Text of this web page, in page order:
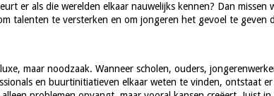
er als die werelden elkaar nauwelijks kennen? Dan missen
talenten te versterken en om jongeren het gevoel te geven
maar noodzaak. Wanneer scholen, ouders,
en buurtinitiatieven elkaar weten te vinden, ontstaat